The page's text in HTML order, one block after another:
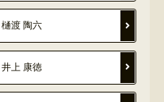
樋渡 陶六
井上 康徳